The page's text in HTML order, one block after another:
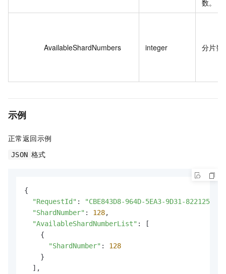
数。
AvailableShardNumbers integer 分片数
示例
正常返回示例
JSON 格式
{
"RequestId" :
"CBE843D8-964D-5EA3-9D31-
"ShardNumber" : 128,
"AvailableShardNumberList" : [
    {
"ShardNumber" : 128
    }
  ],